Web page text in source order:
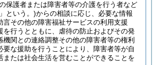
保護者または障害者等の介護を行う者など
という。)からの相談に応じ、必要な情報
言その他の障害福祉サービスの利用支援
を行うとともに、虐待の防止およびその発
機関との連絡調整その他の障害者等の権利
要な援助を行うことにより、障害者等が自
または社会生活を営むことができることを